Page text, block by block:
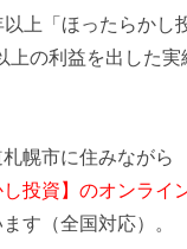
以上「ほったらかし
上の利益を出した実
幌市に住みながら
し投資】のオンライ
す（全国対応）。